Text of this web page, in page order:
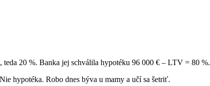
20 %. Banka jej schválila hypotéku 96 000 € – LTV = 80 %.
hypotéka. Robo dnes býva u mamy a učí sa šetriť.